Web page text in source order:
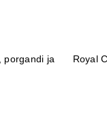
porgandi ja
Royal